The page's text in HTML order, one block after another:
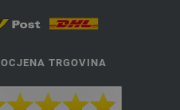
TRGOVINA